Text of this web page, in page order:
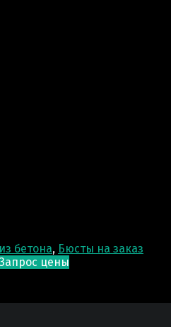
бетона, Бюсты на заказ
цены